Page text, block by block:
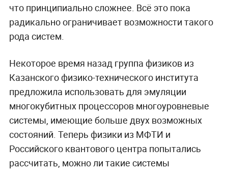
что принципиально сложнее. Всё это пока
радикально ограничивает возможности такого
рода систем.
Некоторое время назад группа физиков из
Казанского физико-технического института
предложила использовать для эмуляции
многокубитных процессоров многоуровневые
системы, имеющие больше двух возможных
состояний. Теперь физики из МФТИ и
Российского квантового центра попытались
рассчитать, можно ли такие системы